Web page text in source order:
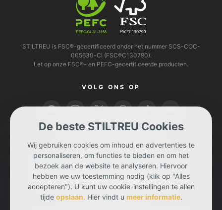
STILTREU is FSC®-gecertificeerd onder het nummer SCS-COC-
005630-CI (FSC®C130790).
Let op onze FSC®- en PEFC-gecertificeerde producten.
VOLG ONS OP
De beste STILTREU Cookies
Wij gebruiken cookies om inhoud en advertenties te
personaliseren, om functies te bieden en om het
bezoek aan de website te analyseren. Hiervoor
hebben we uw toestemming nodig (klik op "Alles
accepteren"). U kunt uw cookie-instellingen te allen
tijde opslaan. Hier vindt u meer informatie.